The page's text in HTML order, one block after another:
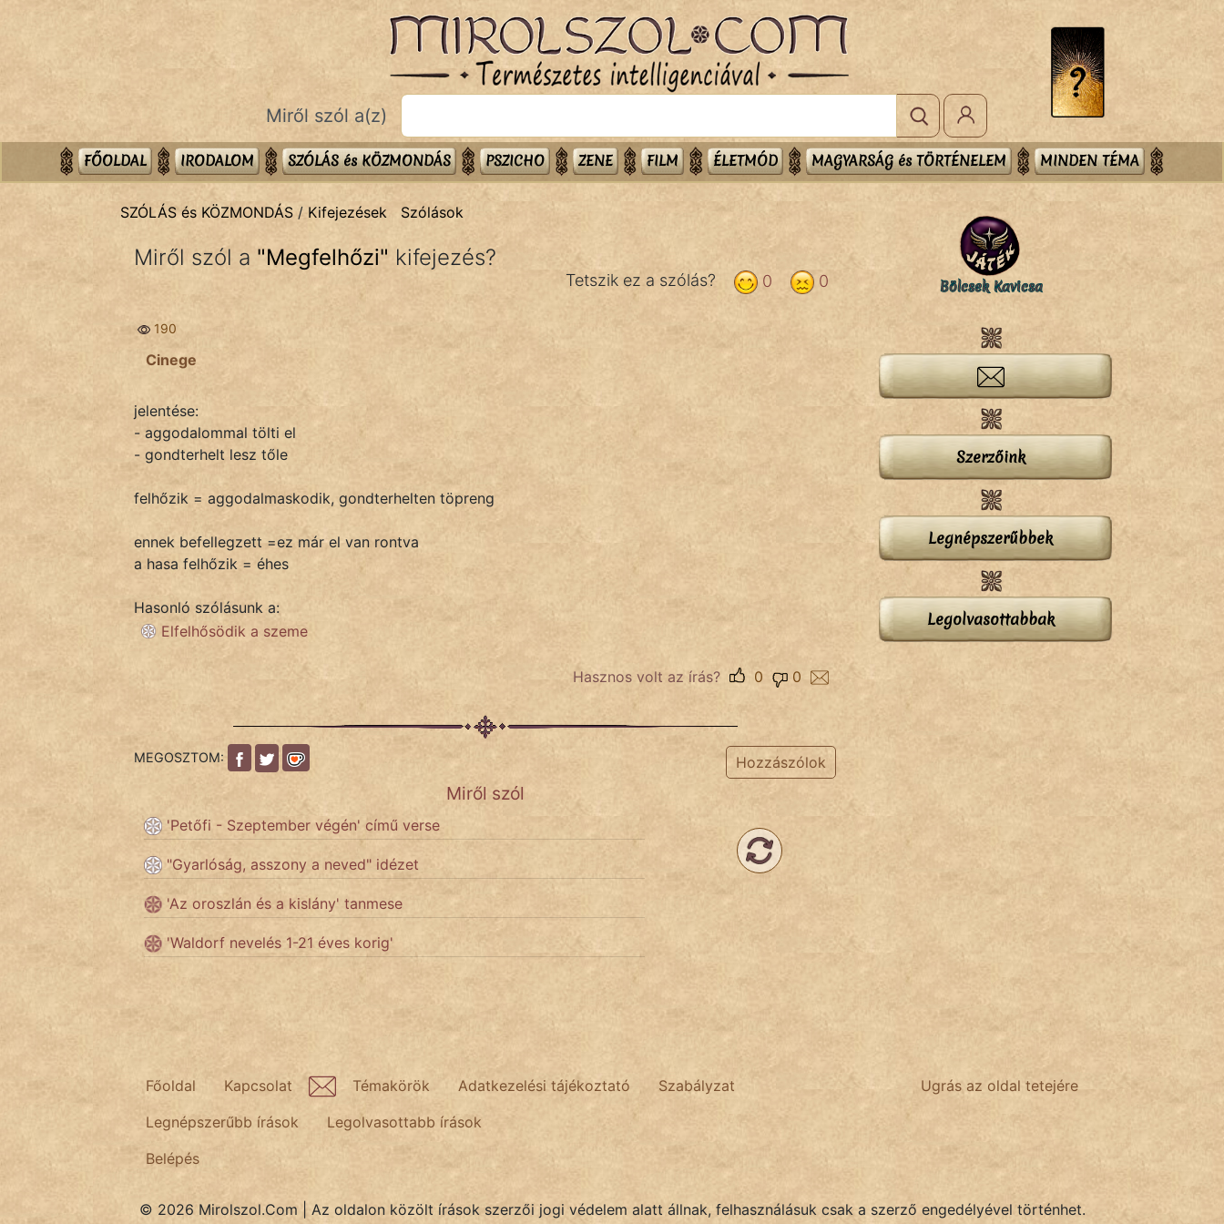
Bibliai
Közmondások
Szóláscsoportok
KÖZMONDÁS
FILM
Népszerű szerzőink:
fantom
Láron Ádám
Miről szól a(z)
FŐOLDAL IRODALOM SZÓLÁS és KÖZMONDÁS PSZICHO ZENE FILM ÉLETMÓD MAGYARSÁG és TÖRTÉNELEM MINDEN TÉMA
SZÓLÁS és KÖZMONDÁS / Kifejezések Szólások
Miről szól a "Megfelhőzi" kifejezés?
0
0
Tetszik ez a szólás?
190
Cinege
jelentése:
- aggodalommal tölti el
- gondterhelt lesz tőle
felhőzik = aggodalmaskodik, gondterhelten töpreng
ennek befellegzett =ez már el van rontva
a hasa felhőzik = éhes
Hasonló szólásunk a:
Elfelhősödik a szeme
Hasznos volt az írás? 0
0
MEGOSZTOM: Hozzászólok
Miről szól
'Petőfi - Szeptember végén' című verse
"Gyarlóság, asszony a neved" idézet
'Az oroszlán és a kislány' tanmese
'Waldorf nevelés 1-21 éves korig'
Bölcsek Kavicsa
Szerzőink
Legnépszerűbbek
Legolvasottabbak
Ugrás az oldal tetejére
Főoldal Kapcsolat Témakörök Adatkezelési tájékoztató
Szabályzat
Legnépszerűbb írások
Legolvasottabb írások
Belépés
© 2026 Mirolszol.Com | Az oldalon közölt írások szerzői jogi védelem alatt állnak, felhasználásuk csak a szerző engedélyével történhet.